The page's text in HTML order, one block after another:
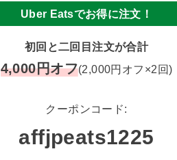
Uber Eatsでお得に注文！
初回と二回目注文が合計
4,000円オフ(2,000円オフ×2回)
クーポンコード:
affjpeats1225